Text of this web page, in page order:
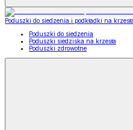
Poduszki do siedzenia i podkładki na krzesła
Poduszki do siedzenia
Poduszki siedziska na krzesła
Poduszki zdrowotne